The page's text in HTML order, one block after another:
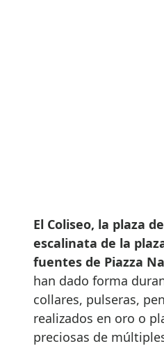
El Coliseo, la plaza
escalinata de la
fuentes de Piazza
han dado forma
collares, pulseras,
realizados en oro o
preciosas de